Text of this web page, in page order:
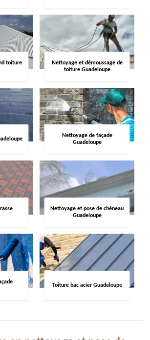
toiture
Nettoyage et démoussage de
toiture Guadeloupe
Nettoyage de façade
Guadeloupe
Nettoyage et pose de chéneau
Guadeloupe
Toiture bac acier Guadeloupe